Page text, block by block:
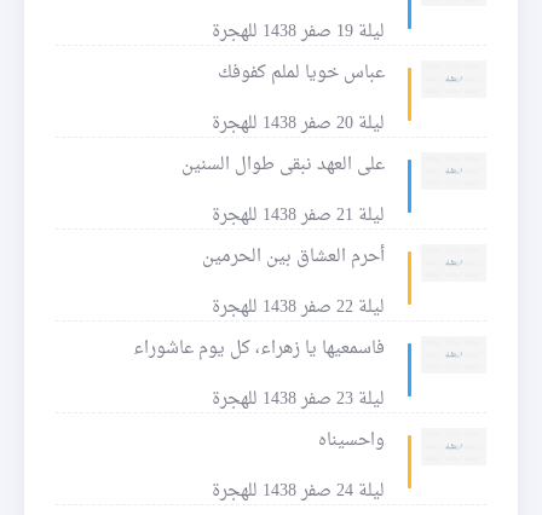
ليلة 19 صفر 1438 للهجرة
عباس خويا لملم كفوفك
ليلة 20 صفر 1438 للهجرة
على العهد نبقى طوال السنين
ليلة 21 صفر 1438 للهجرة
أحرم العشاق بين الحرمين
ليلة 22 صفر 1438 للهجرة
فاسمعيها يا زهراء، كل يوم عاشوراء
ليلة 23 صفر 1438 للهجرة
واحسيناه
ليلة 24 صفر 1438 للهجرة